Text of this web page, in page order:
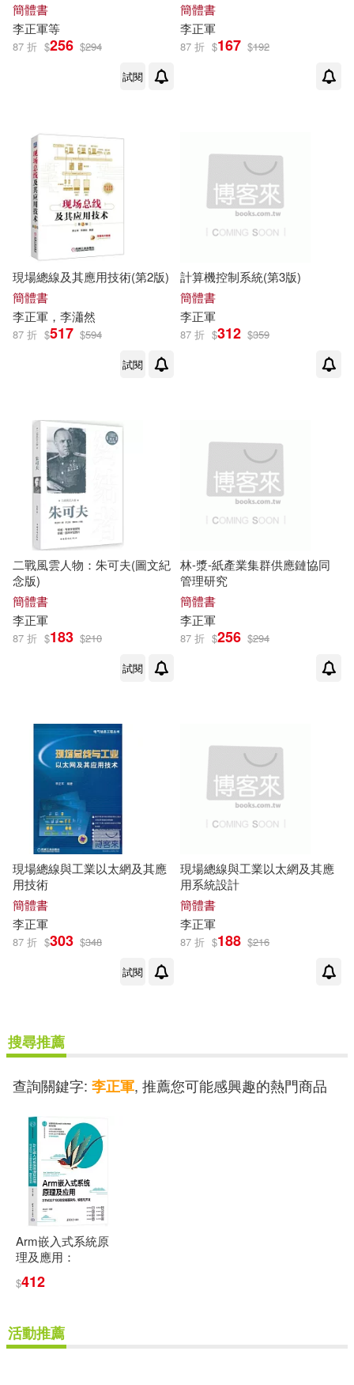
簡體書
李正軍等
87 折 $256 $294
試閱
簡體書
李正軍
87 折 $167 $192
現場總線及其應用技術(第2版)
簡體書
李正軍 ，李瀟然
87 折 $517 $594
試閱
計算機控制系統(第3版)
簡體書
李正軍
87 折 $312 $359
二戰風雲人物：朱可夫(圖文紀
念版)
簡體書
李正軍
87 折 $183 $210
試閱
林-漿-紙產業集群供應鏈協同
管理研究
簡體書
李正軍
87 折 $256 $294
現場總線與工業以太網及其應
用技術
簡體書
李正軍
87 折 $303 $348
試閱
現場總線與工業以太網及其應
用系統設計
簡體書
李正軍
87 折 $188 $216
搜尋推薦
查詢關鍵字: 李正軍, 推薦您可能感興趣的熱門商品
Arm嵌入式系統原
理及應用：
器架構、編程與開
$412
活動推薦